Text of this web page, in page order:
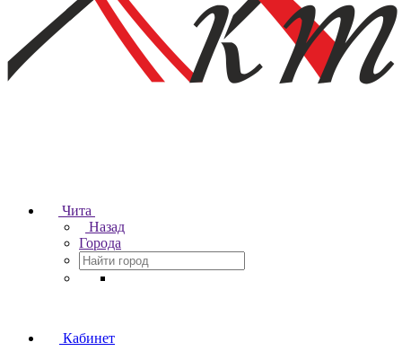
Чита
Назад
Города
Кабинет